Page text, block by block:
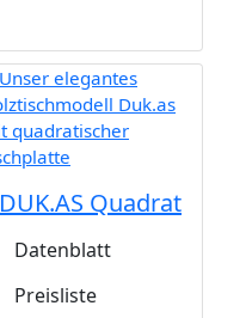
DUK.AS Quadrat
Datenblatt
Preisliste